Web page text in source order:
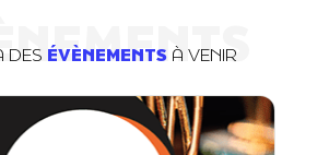
DES ÉVÈNEMENTS À VENIR